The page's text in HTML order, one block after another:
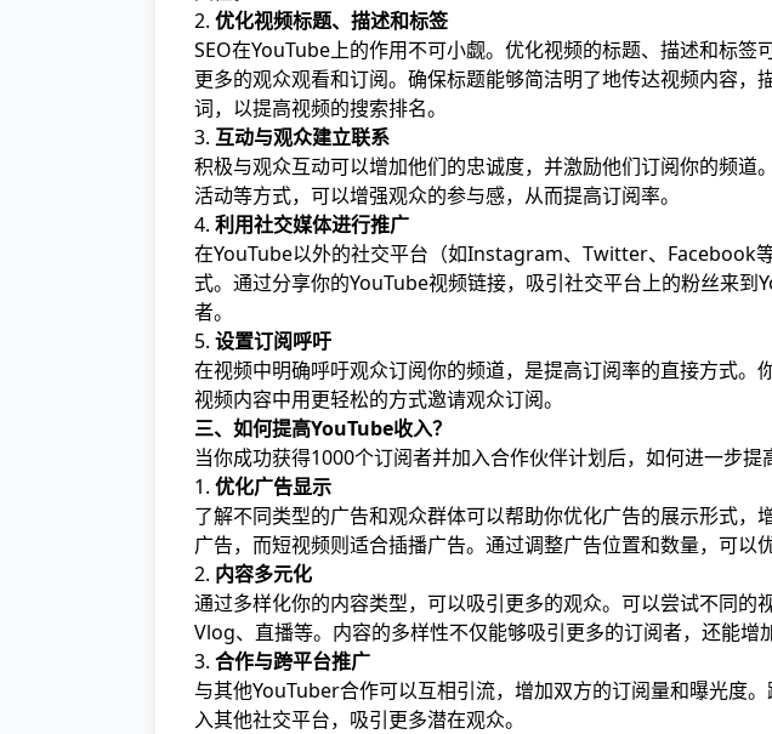
2. 优化视频标题、描述和标签
SEO在YouTube上的作用不可小觑。优化视频的标题、描述和标签
更多的观众观看和订阅。确保标题能够简洁明了地传达视频内容，
词，以提高视频的搜索排名。
3. 互动与观众建立联系
积极与观众互动可以增加他们的忠诚度，并激励他们订阅你的频道
活动等方式，可以增强观众的参与感，从而提高订阅率。
4. 利用社交媒体进行推广
在YouTube以外的社交平台（如Instagram、Twitter、Facebook
式。通过分享你的YouTube视频链接，吸引社交平台上的粉丝来到
者。
5. 设置订阅呼吁
在视频中明确呼吁观众订阅你的频道，是提高订阅率的直接方式。
视频内容中用更轻松的方式邀请观众订阅。
三、如何提高YouTube收入？
当你成功获得1000个订阅者并加入合作伙伴计划后，如何进一步提
1. 优化广告显示
了解不同类型的广告和观众群体可以帮助你优化广告的展示形式，
广告，而短视频则适合插播广告。通过调整广告位置和数量，可以
2. 内容多元化
通过多样化你的内容类型，可以吸引更多的观众。可以尝试不同的
Vlog、直播等。内容的多样性不仅能够吸引更多的订阅者，还能增
3. 合作与跨平台推广
与其他YouTuber合作可以互相引流，增加双方的订阅量和曝光度
入其他社交平台，吸引更多潜在观众。